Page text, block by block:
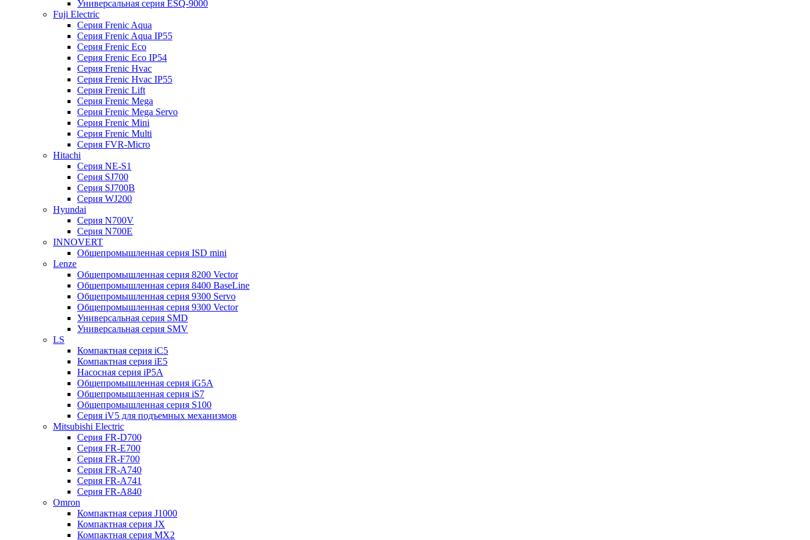
Универсальная серия ESQ-9000
Fuji Electric
Серия Frenic Aqua
Серия Frenic Aqua IP55
Серия Frenic Eco
Серия Frenic Eco IP54
Серия Frenic Hvac
Серия Frenic Hvac IP55
Серия Frenic Lift
Серия Frenic Mega
Серия Frenic Mega Servo
Серия Frenic Mini
Серия Frenic Multi
Серия FVR-Micro
Hitachi
Серия NE-S1
Серия SJ700
Серия SJ700B
Серия WJ200
Hyundai
Серия N700V
Серия N700Е
INNOVERT
Общепромышленная серия ISD mini
Lenze
Общепромышленная серия 8200 Vector
Общепромышленная серия 8400 BaseLine
Общепромышленная серия 9300 Servo
Общепромышленная серия 9300 Vector
Универсальная серия SMD
Универсальная серия SMV
LS
Компактная серия iC5
Компактная серия iE5
Насосная серия iP5A
Общепромышленная серия iG5A
Общепромышленная серия iS7
Общепромышленная серия S100
Серия iV5 для подъемных механизмов
Mitsubishi Electric
Серия FR-D700
Серия FR-E700
Серия FR-F700
Серия FR-А740
Серия FR-А741
Серия FR-А840
Omron
Компактная серия J1000
Компактная серия JX
Компактная серия MX2